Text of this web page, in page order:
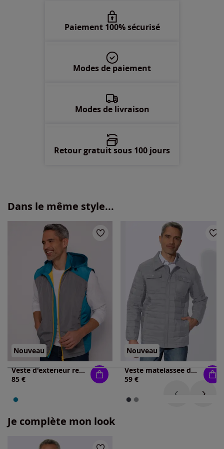
Disponible dans 3 semaines
Paiement 100% sécurisé
Modes de paiement
Modes de livraison
Retour gratuit sous 100 jours
Dans le même style...
Nouveau
Veste d'extérieur respirant
85 €
Nouveau
Veste matelassée doublée et matelassée
59 €
Je complète mon look